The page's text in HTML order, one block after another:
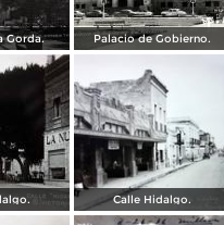
Gorda. Palacio de Gobierno.
Calle Hidalgo.